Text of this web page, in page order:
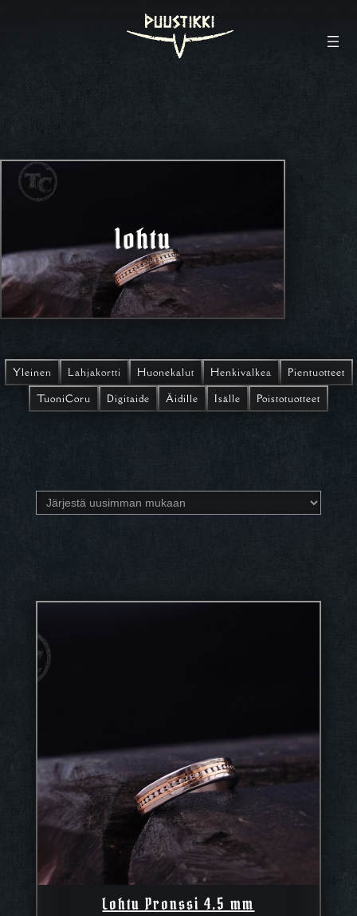
lohtu
Yleinen Lahjakortti Huonekalut Henkivalkea
Pientuotteet
TuoniCoru
Digitaide Äidille Isälle Poistotuotteet
Lohtu Pronssi 4.5 mm